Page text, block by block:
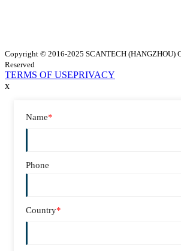
Copyright © 2016-2025 SCANTECH (HANGZHOU)
Reserved
TERMS OF USEPRIVACY
x
Name*
Phone
Country*